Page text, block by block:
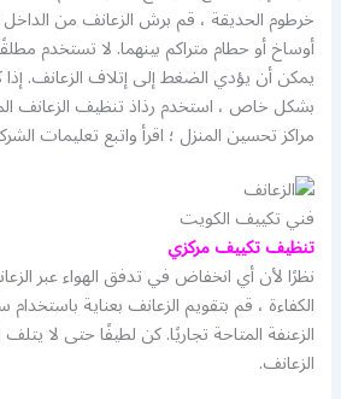
خرطوم الحديقة ، قم برش الزعانف من الداخل
أوساخ أو حطام متراكم بينهما. لا تستخدم
يمكن أن يؤدي الضغط إلى إتلاف الزعانف.
بشكل خاص ، استخدم رذاذ تنظيف الزعانف
مراكز تحسين المنزل ؛ اقرأ واتبع تعليمات
فني تكييف الكويت
تنظيف تكييف مركزي
نظرًا لأن أي انخفاض في تدفق الهواء عبر
الكفاءة ، قم بتقويم الزعانف بعناية باستخدام
الزعنفة المتاحة تجاريًا. كن لطيفًا حتى لا
الزعانف.